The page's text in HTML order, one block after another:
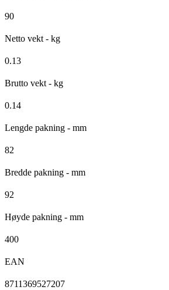
90
Netto vekt - kg
0.13
Brutto vekt - kg
0.14
Lengde pakning - mm
82
Bredde pakning - mm
92
Høyde pakning - mm
400
EAN
8711369527207